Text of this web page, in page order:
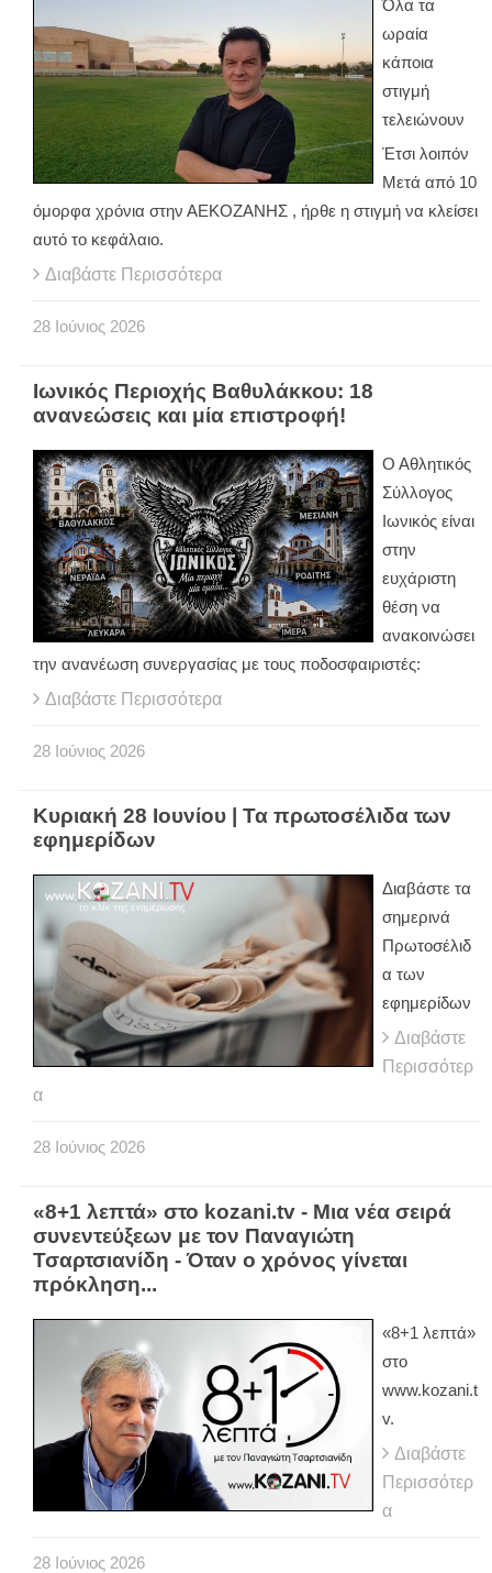
Όλα τα
ωραία
κάποια
στιγμή
τελειώνουν
Έτσι λοιπόν
Μετά από 10
όμορφα χρόνια στην ΑΕΚΟΖΑΝΗΣ , ήρθε η στιγμή να κλείσει
αυτό το κεφάλαιο.
Διαβάστε Περισσότερα
28 Ιούνιος 2026
Ιωνικός Περιοχής Βαθυλάκκου: 18
ανανεώσεις και μία επιστροφή!
Ο Αθλητικός
Σύλλογος
Ιωνικός είναι
στην
ευχάριστη
θέση να
ανακοινώσει
την ανανέωση συνεργασίας με τους ποδοσφαιριστές:
Διαβάστε Περισσότερα
28 Ιούνιος 2026
Κυριακή 28 Ιουνίου | Τα πρωτοσέλιδα των
εφημερίδων
Διαβάστε τα
σημερινά
Πρωτοσέλιδ
α των
εφημερίδων
Διαβάστε
Περισσότερ
α
28 Ιούνιος 2026
«8+1 λεπτά» στο kozani.tv - Μια νέα σειρά
συνεντεύξεων με τον Παναγιώτη
Τσαρτσιανίδη - Όταν ο χρόνος γίνεται
πρόκληση...
«8+1 λεπτά»
στο
www.kozani.t
v.
Διαβάστε
Περισσότερ
α
28 Ιούνιος 2026